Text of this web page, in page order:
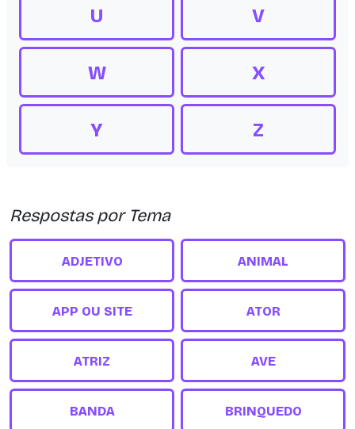
U V
W X
Y Z
Respostas por Tema
ADJETIVO ANIMAL
APP OU SITE ATOR
ATRIZ AVE
BANDA BRINQUEDO